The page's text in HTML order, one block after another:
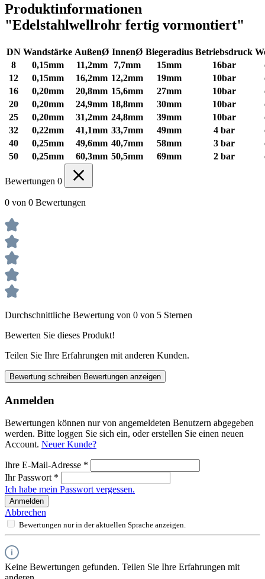
Produktinformationen
"Edelstahlwellrohr fertig vormontiert"
DN Wandstärke AußenØ InnenØ Biegeradius Betriebsdruck
8
0,15mm 11,2mm 7,7mm 15mm 16bar
12
0,15mm 16,2mm 12,2mm 19mm 10bar
16
0,20mm 20,8mm 15,6mm 27mm 10bar
20
0,20mm 24,9mm 18,8mm 30mm 10bar
25
0,20mm 31,2mm 24,8mm 39mm 10bar
32
0,22mm 41,1mm 33,7mm 49mm 4 bar
40
0,25mm 49,6mm 40,7mm 58mm 3 bar
50
0,25mm 60,3mm 50,5mm 69mm 2 bar
Bewertungen 0
0 von 0 Bewertungen
Durchschnittliche Bewertung von 0 von 5 Sternen
Bewerten Sie dieses Produkt!
Teilen Sie Ihre Erfahrungen mit anderen Kunden.
Bewertung schreiben Bewertungen anzeigen
Anmelden
Bewertungen können nur von angemeldeten Benutzern abgegeben
werden. Bitte loggen Sie sich ein, oder erstellen Sie einen neuen
Account. Neuer Kunde?
Ihre E-Mail-Adresse *
Ihr Passwort *
Ich habe mein Passwort vergessen.
Anmelden
Abbrechen
Bewertungen nur in der aktuellen Sprache anzeigen.
Keine Bewertungen gefunden. Teilen Sie Ihre Erfahrungen mit